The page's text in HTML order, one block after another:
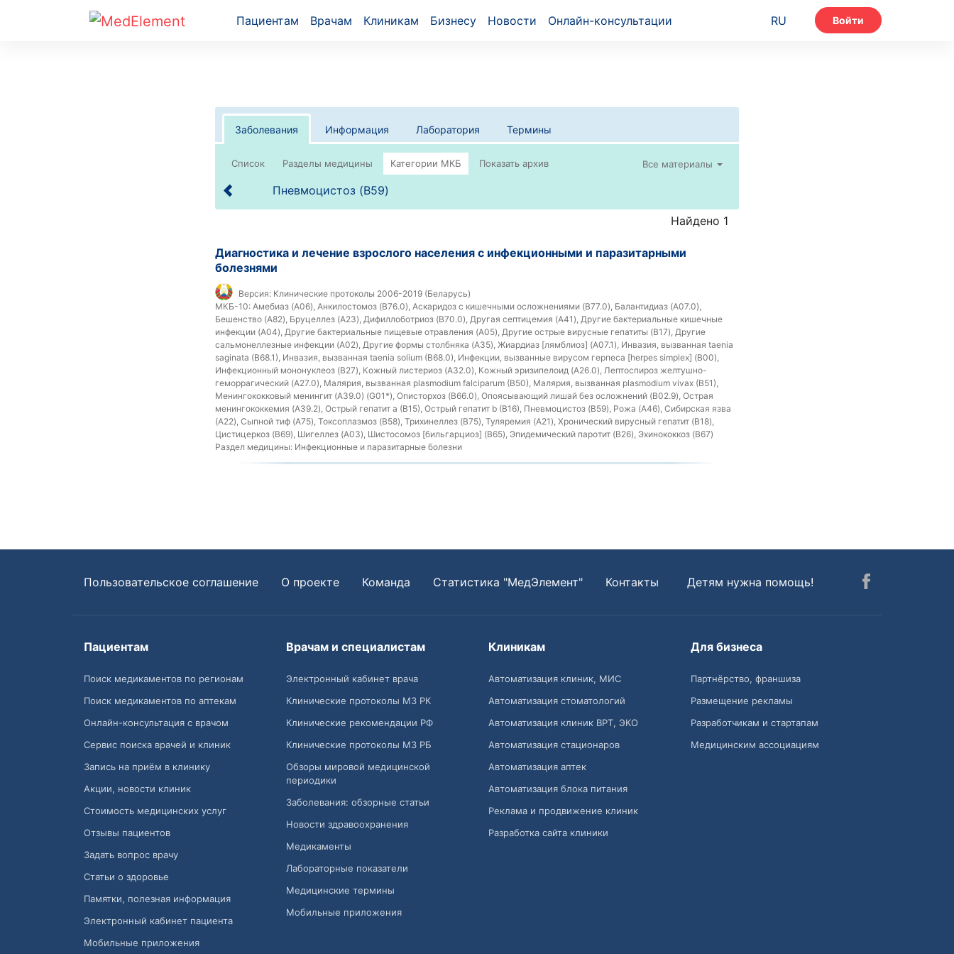
Пациентам Врачам Клиникам Бизнесу Новости Онлайн-консультации RU Войти
Заболевания Информация Лаборатория Термины
Список Все материалы
Пневмоцистоз (B59)
Найдено 1
Диагностика и лечение взрослого населения с инфекционными и паразитарными
болезнями
Версия: Клинические протоколы 2006-2019 (Беларусь)
МКБ-10: Амебиаз (A06), Анкилостомоз (B76.0), Аскаридоз с кишечными осложнениями (B77.0), Балантидиаз (A07.0),
Бешенство (A82), Бруцеллез (A23), Дифиллоботриоз (B70.0), Другая септицемия (A41), Другие бактериальные кишечные
инфекции (A04), Другие бактериальные пищевые отравления (A05), Другие острые вирусные гепатиты (B17), Другие
сальмонеллезные инфекции (A02), Другие формы столбняка (A35), Жиардиаз [лямблиоз] (A07.1), Инвазия, вызванная taenia
saginata (B68.1), Инвазия, вызванная taenia solium (B68.0), Инфекции, вызванные вирусом герпеса [herpes simplex] (B00),
Инфекционный мононуклеоз (B27), Кожный листериоз (A32.0), Кожный эризипелоид (A26.0), Лептоспироз желтушно-
геморрагический (A27.0), Малярия, вызванная plasmodium falciparum (B50), Малярия, вызванная plasmodium vivax (B51),
Менингококковый менингит (A39.0) (G01*), Описторхоз (B66.0), Опоясывающий лишай без осложнений (B02.9), Острая
менингококкемия (A39.2), Острый гепатит a (B15), Острый гепатит b (B16), Пневмоцистоз (B59), Рожа (A46), Сибирская язва
(A22), Сыпной тиф (A75), Токсоплазмоз (B58), Трихинеллез (B75), Туляремия (A21), Хронический вирусный гепатит (B18),
Цистицеркоз (B69), Шигеллез (A03), Шистосомоз [бильгарциоз] (B65), Эпидемический паротит (B26), Эхинококкоз (B67)
Раздел медицины: Инфекционные и паразитарные болезни
Пользовательское соглашение О проекте Команда Статистика "МедЭлемент" Контакты Детям нужна помощь!
Пациентам
Поиск медикаментов по регионам
Поиск медикаментов по аптекам
Онлайн-консультация с врачом
Сервис поиска врачей и клиник
Запись на приём в клинику
Акции, новости клиник
Стоимость медицинских услуг
Отзывы пациентов
Задать вопрос врачу
Статьи о здоровье
Памятки, полезная информация
Электронный кабинет пациента
Мобильные приложения
Врачам и специалистам
Электронный кабинет врача
Клинические протоколы МЗ РК
Клинические рекомендации РФ
Клинические протоколы МЗ РБ
Обзоры мировой медицинской
периодики
Заболевания: обзорные статьи
Новости здравоохранения
Медикаменты
Лабораторные показатели
Медицинские термины
Мобильные приложения
Клиникам
Автоматизация клиник, МИС
Автоматизация стоматологий
Автоматизация клиник ВРТ, ЭКО
Автоматизация стационаров
Автоматизация аптек
Автоматизация блока питания
Реклама и продвижение клиник
Разработка сайта клиники
Для бизнеса
Партнёрство, франшиза
Размещение рекламы
Разработчикам и стартапам
Медицинским ассоциациям